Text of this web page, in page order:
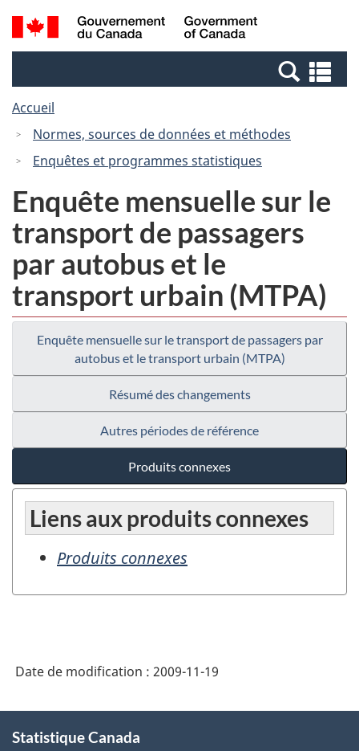
Passer
au
Passer
à
Canada
Recherche
et
et
Accueil
Normes, sources de données et méthodes
Enquêtes et programmes statistiques
Enquête mensuelle sur le
transport de passagers
par autobus et le
transport urbain (MTPA)
Enquête mensuelle sur le transport de passagers par
autobus et le transport urbain (MTPA)
Résumé des changements
Autres périodes de référence
Produits connexes
Liens aux produits connexes
Produits connexes
Date de modification : 2009-11-19
propos
Statistique Canada